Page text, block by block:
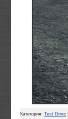
Категория: Test Drive